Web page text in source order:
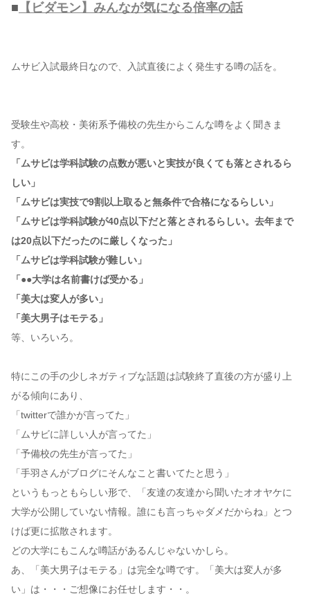
■ 【ビダモン】みんなが気になる倍率の話
ムサビ入試最終日なので、入試直後によく発生する噂の話を。
受験生や高校・美術系予備校の先生からこんな噂をよく聞きま
す。
「ムサビは学科試験の点数が悪いと実技が良くても落とされるら
しい」
「ムサビは実技で9割以上取ると無条件で合格になるらしい」
「ムサビは学科試験が40点以下だと落とされるらしい。去年まで
は20点以下だったのに厳しくなった」
「ムサビは学科試験が難しい」
「●●大学は名前書けば受かる」
「美大は変人が多い」
「美大男子はモテる」
等、いろいろ。
特にこの手の少しネガティブな話題は試験終了直後の方が盛り上
がる傾向にあり、
「twitterで誰かが言ってた」
「ムサビに詳しい人が言ってた」
「予備校の先生が言ってた」
「手羽さんがブログにそんなこと書いてたと思う」
というもっともらしい形で、「友達の友達から聞いたオオヤケに
大学が公開していない情報。誰にも言っちゃダメだからね」とつ
けば更に拡散されます。
どの大学にもこんな噂話があるんじゃないかしら。
あ、「美大男子はモテる」は完全な噂です。「美大は変人が多
い」は・・・ご想像にお任せします・・。